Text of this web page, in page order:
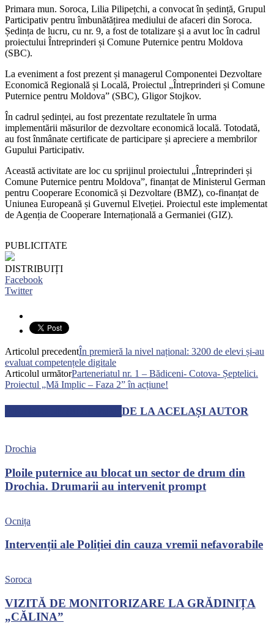
Primara mun. Soroca, Lilia Pilipețchi, a convocat în ședință, Grupul
Participativ pentru îmbunătățirea mediului de afaceri din Soroca.
Ședința de lucru, cu nr. 9, a fost de totalizare și a avut loc în cadrul
proiectului Întreprinderi și Comune Puternice pentru Moldova
(SBC).
La eveniment a fost prezent și managerul Componentei Dezvoltare
Economică Regională și Locală, Proiectul „Întreprinderi și Comune
Puternice pentru Moldova” (SBC), Gligor Stojkov.
În cadrul ședinței, au fost prezentate rezultatele în urma
implementării măsurilor de dezvoltare economică locală. Totodată,
au fost înmânate certificate de participare și apreciere a membrilor
Gupului Participativ.
Această activitate are loc cu sprijinul proiectului „Întreprinderi și
Comune Puternice pentru Moldova”, finanțat de Ministerul German
pentru Cooperare Economică și Dezvoltare (BMZ), co-finanțat de
Uniunea Europeană și Guvernul Elveției. Proiectul este implementat
de Agenția de Cooperare Internațională a Germaniei (GIZ).
PUBLICITATE
DISTRIBUIȚI
Facebook
Twitter
Articolul precedentÎn premieră la nivel național: 3200 de elevi și-au
evaluat competențele digitale
Articolul următorParteneriatul nr. 1 – Bădiceni- Cotova- Șeptelici.
Proiectul „Mă Implic – Faza 2” în acțiune!
DE LA ACELAȘI AUTOR
Drochia
Ploile puternice au blocat un sector de drum din
Drochia. Drumarii au intervenit prompt
Ocnița
Intervenții ale Poliției din cauza vremii nefavorabile
Soroca
VIZITĂ DE MONITORIZARE LA GRĂDINIȚA
„CĂLINA”